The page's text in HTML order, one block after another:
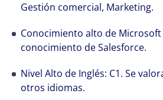
Gestión comercial, Marketing.
Conocimiento alto de
conocimiento de Salesforce.
Nivel Alto de Inglés: C1. Se
otros idiomas.
Cada año que pasa es una
avanzar firmes en nuestra
crecimiento. Conseguimos
implicación, el esfuerzo y el
las personas que forman